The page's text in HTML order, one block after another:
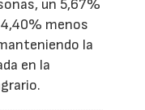
un 5,67%
menos
la
en la